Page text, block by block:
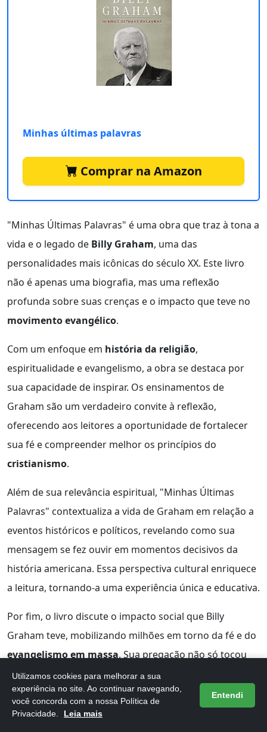
Minhas últimas palavras
Comprar na Amazon
"Minhas Últimas Palavras" é uma obra que traz à tona a
vida e o legado de Billy Graham, uma das
personalidades mais icônicas do século XX. Este livro
não é apenas uma biografia, mas uma reflexão
profunda sobre suas crenças e o impacto que teve no
movimento evangélico.
Com um enfoque em história da religião,
espiritualidade e evangelismo, a obra se destaca por
sua capacidade de inspirar. Os ensinamentos de
Graham são um verdadeiro convite à reflexão,
oferecendo aos leitores a oportunidade de fortalecer
sua fé e compreender melhor os princípios do
cristianismo.
Além de sua relevância espiritual, "Minhas Últimas
Palavras" contextualiza a vida de Graham em relação a
eventos históricos e políticos, revelando como sua
mensagem se fez ouvir em momentos decisivos da
história americana. Essa perspectiva cultural enriquece
a leitura, tornando-a uma experiência única e educativa.
Por fim, o livro discute o impacto social que Billy
Graham teve, mobilizando milhões em torno da fé e do
evangelismo em massa. Sua pregação não só tocou
corações, mas também transformou vidas, mostrando
o poder que a palavra pode ter na sociedade.
Vantagens principais:
Utilizamos cookies para melhorar a sua
experiência no site. Ao continuar navegando,
você concorda com a nossa Política de
Privacidade.
Leia mais
Entendi